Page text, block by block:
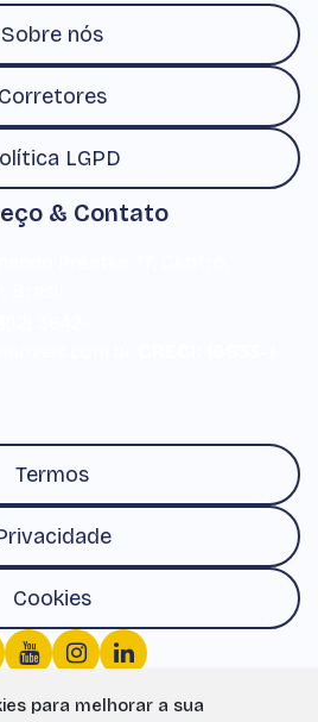
para melhorar a sua
Sobre nós
Corretores
LGPD
& Contato
Termos
Cookies